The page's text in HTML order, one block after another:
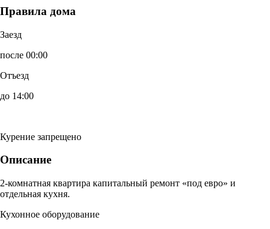
Правила дома
Заезд
после 00:00
Отъезд
до 14:00
Курение запрещено
Описание
2-комнатная квартира капитальный ремонт «под евро» и
отдельная кухня.
Кухонное оборудование